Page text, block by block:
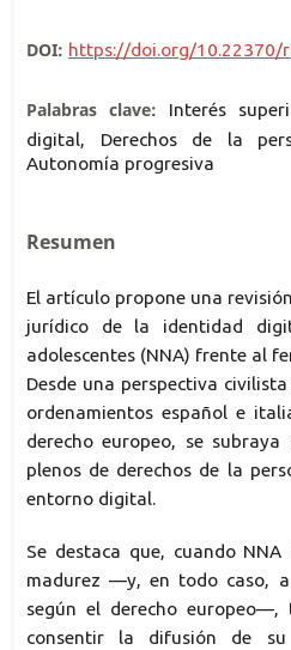
DOI: https://doi.org/10.22370/
Palabras clave:
Interés
digital, Derechos de la
Autonomía progresiva
Resumen
El artículo propone una
jurídico de la identidad
adolescentes (NNA) frente al
Desde una perspectiva
ordenamientos español e
derecho europeo, se
plenos de derechos de la
entorno digital.
Se destaca que, cuando
madurez —y, en todo caso,
según el derecho europeo—,
consentir la difusión de